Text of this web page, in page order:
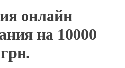
онлайн
на 10000
грн.